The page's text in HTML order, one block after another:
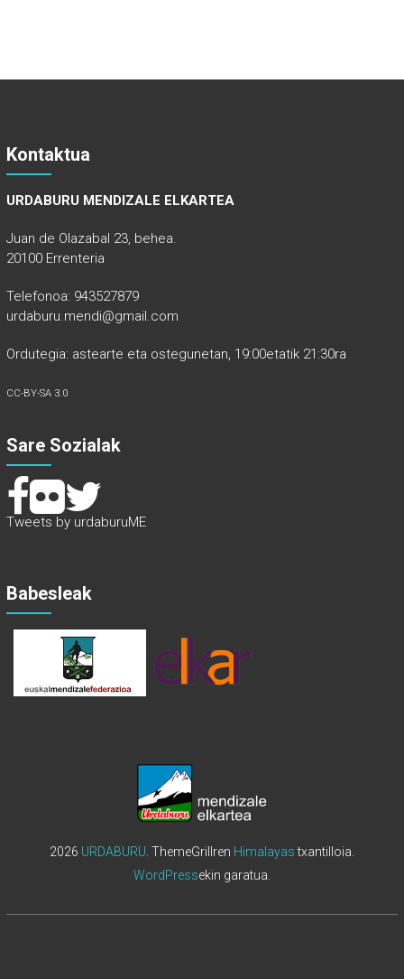
Kontaktua
URDABURU MENDIZALE ELKARTEA
Juan de Olazabal 23, behea.
20100 Errenteria
Telefonoa: 943527879
urdaburu.mendi@gmail.com
Ordutegia: astearte eta ostegunetan, 19:00etatik 21:30ra
CC-BY-SA 3.0
Sare Sozialak
Tweets by urdaburuME
Babesleak
2026 URDABURU. ThemeGrillren Himalayastxantilloia.
WordPressekin garatua.